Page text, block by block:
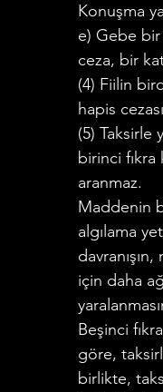
Konuşma
e) Gebe
ceza, bir kat
(4) Fiilin
hapis
(5) Taksirle
birinci
aranmaz.
Maddenin
algılama
için daha
Beşinci
göre,
birlikte,